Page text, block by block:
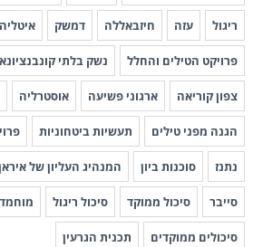
ריגול עזה חיזבאללה דמשק איטליה
פרויקט הטילים והחלל נשק בלתי
צפון קוריאה ארגוני פשיעה אוסטרליה
הגנה מפני טילים תעשיות ביטחוניות
נתנז סוכנות ביון המנהיג העליון של
סייבר סיכול ממוקד סיכול ריגול
סיכולים ממוקדים תכנית הגרעין